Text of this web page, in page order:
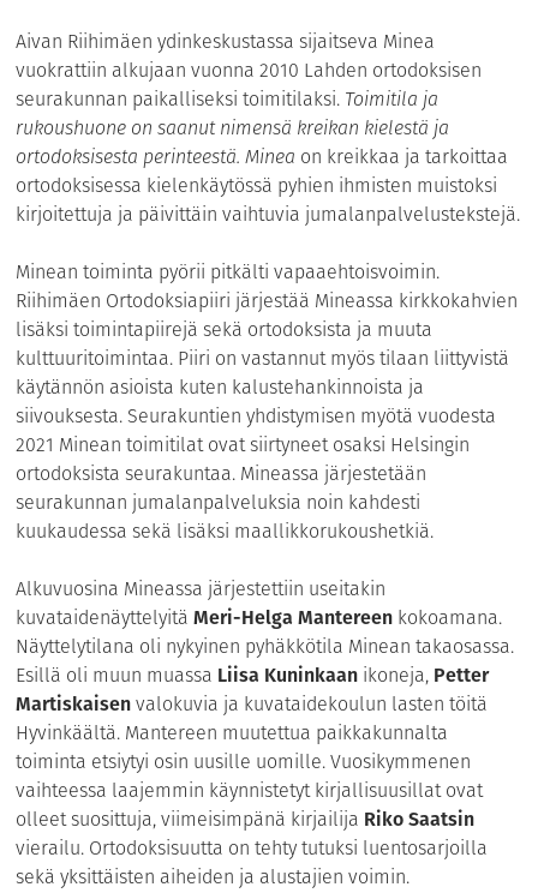
Aivan Riihimäen ydinkeskustassa sijaitseva Minea
vuokrattiin alkujaan vuonna 2010 Lahden ortodoksisen
seurakunnan paikalliseksi toimitilaksi. Toimitila ja
rukoushuone on saanut nimensä kreikan kielestä ja
ortodoksisesta perinteestä. Minea on kreikkaa ja tarkoittaa
ortodoksisessa kielenkäytössä pyhien ihmisten muistoksi
kirjoitettuja ja päivittäin vaihtuvia jumalanpalvelustekstejä.
Minean toiminta pyörii pitkälti vapaaehtoisvoimin.
Riihimäen Ortodoksiapiiri järjestää Mineassa kirkkokahvien
lisäksi toimintapiirejä sekä ortodoksista ja muuta
kulttuuritoimintaa. Piiri on vastannut myös tilaan liittyvistä
käytännön asioista kuten kalustehankinnoista ja
siivouksesta. Seurakuntien yhdistymisen myötä vuodesta
2021 Minean toimitilat ovat siirtyneet osaksi Helsingin
ortodoksista seurakuntaa. Mineassa järjestetään
seurakunnan jumalanpalveluksia noin kahdesti
kuukaudessa sekä lisäksi maallikkorukoushetkiä.
Alkuvuosina Mineassa järjestettiin useitakin
kuvataidenäyttelyitäMeri-Helga Mantereen kokoamana.
Näyttelytilana oli nykyinen pyhäkkötila Minean takaosassa.
Esillä oli muun muassa Liisa Kuninkaan ikoneja, Petter
Martiskaisenvalokuvia ja kuvataidekoulun lasten töitä
Hyvinkäältä. Mantereen muutettua paikkakunnalta
toiminta etsiytyi osin uusille uomille. Vuosikymmenen
vaihteessa laajemmin käynnistetyt kirjallisuusillat ovat
olleet suosittuja, viimeisimpänä kirjailija Riko Saatsin
vierailu. Ortodoksisuutta on tehty tutuksi luentosarjoilla
sekä yksittäisten aiheiden ja alustajien voimin.